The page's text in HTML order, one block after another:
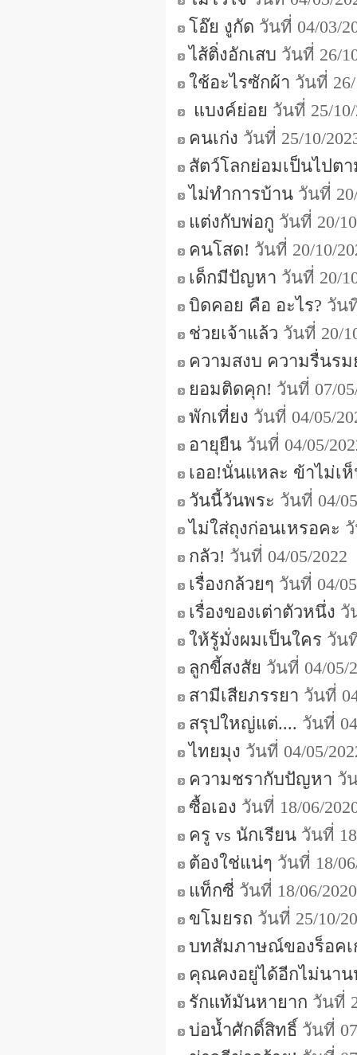
โอ๊ย งูกัด วันที่ 04/03/
ไส้ติ่งอักเสบ วันที่ 26/
ใช้อะไรซักผ้า วันที่
แบงค์ย่อย วันที่ 25/
คนเก่ง วันที่ 25/10/
สัตว์โลกย่อมเป็นไปต
ไม่ทำการบ้าน วันที่
แต่งกับพ่อกู วันที่ 20/
คนโสด! วันที่ 20/10/
เด็กมีปัญหา วันที่ 20/
บิดคอย คือ อะไร? วัน
ช่วยเจ้าแล้ว วันที่ 20/
ความสงบ ความรื่นร
ยอมติดคุก! วันที่ 07/
พักเที่ยง วันที่ 04/05/
อายุยืน วันที่ 04/05/
เออ!นั่นแหละ ข้าไม่เ
วันนี้วันพระ วันที่ 04/
ไม่ใส่ถุงก่อนเหรอคะ
กลัว! วันที่ 04/05/
เรื่องกล้วยๆ วันที่ 04/
เรื่องของเต่าตัวหนึ่ง วั
ให้รู้มั่งผมเป็นใคร วัน
ลูกขี้สงสัย วันที่ 04/05/
สามีเสียภรรยา วันที่
สรุปใหญ่แต่.... วันที่
ไทยมุง วันที่ 04/05/
ความชรากับปัญหา วั
ซื้อเอง วันที่ 18/06/
ครู vs นักเรียน วันที่
ต้องใช่แน่ๆ วันที่ 18/
แท็กซี่ วันที่ 18/06/
ขโมยรถ วันที่ 25/10/
บทสัมภาษณ์ของร็อค
คุณคงอยู่ได้อีกไม่นาน
รักแท้มันหายาก วันที่
บ่อน้ำศักดิ์สิทธิ์ วันที่